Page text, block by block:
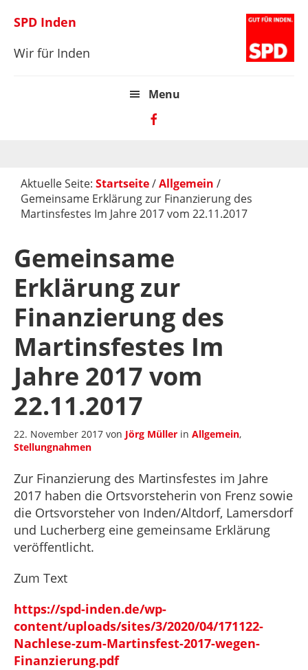
Hauptnavigation
content
Hauptsidebar
SPD Inden
Wir für Inden
Menu
Aktuelle Seite: Startseite/Allgemein /
Gemeinsame Erklärung zur Finanzierung des
Martinsfestes Im Jahre 2017 vom 22.11.2017
Gemeinsame
Erklärung zur
Finanzierung des
Martinsfestes Im
Jahre 2017 vom
22.11.2017
22. November 2017 von Jörg Müller in Allgemein,
Stellungnahmen
Zur Finanzierung des Martinsfestes im Jahre
2017 haben die Ortsvorsteherin von Frenz sowie
die Ortsvorsteher von Inden/Altdorf, Lamersdorf
und Lucherberg eine gemeinsame Erklärung
veröffentlicht.
Zum Text
https://spd-inden.de/wp-
content/uploads/sites/3/2020/04/171122-
Nachlese-zum-Martinsfest-2017-wegen-
Finanzierung.pdf